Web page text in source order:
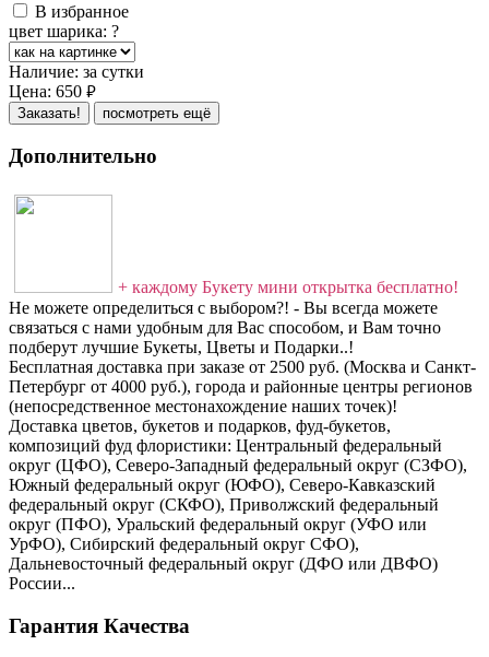
В избранное
цвет шарика: ?
Наличие: за сутки
Цена: 650 руб.
Заказать! посмотреть ещё
Дополнительно
+ каждому Букету мини открытка бесплатно!
Не можете определиться с выбором?! - Вы всегда можете
связаться с нами удобным для Вас способом, и Вам точно
подберут лучшие Букеты, Цветы и Подарки..!
Бесплатная доставка при заказе от 2500 руб. (Москва и Санкт-
Петербург от 4000 руб.), города и районные центры регионов
(непосредственное местонахождение наших точек)!
Доставка цветов, букетов и подарков, фуд-букетов,
композиций фуд флористики: Центральный федеральный
округ (ЦФО), Северо-Западный федеральный округ (СЗФО),
Южный федеральный округ (ЮФО), Северо-Кавказский
федеральный округ (СКФО), Приволжский федеральный
округ (ПФО), Уральский федеральный округ (УФО или
УрФО), Сибирский федеральный округ СФО),
Дальневосточный федеральный округ (ДФО или ДВФО)
России...
Гарантия Качества